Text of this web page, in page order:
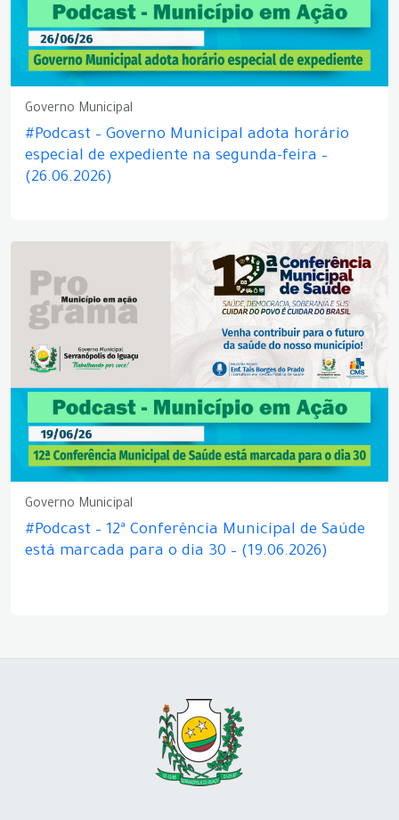
Governo Municipal
#Podcast – Governo Municipal adota horário
especial de expediente na segunda-feira –
(26.06.2026)
Governo Municipal
#Podcast – 12ª Conferência Municipal de Saúde
está marcada para o dia 30 – (19.06.2026)